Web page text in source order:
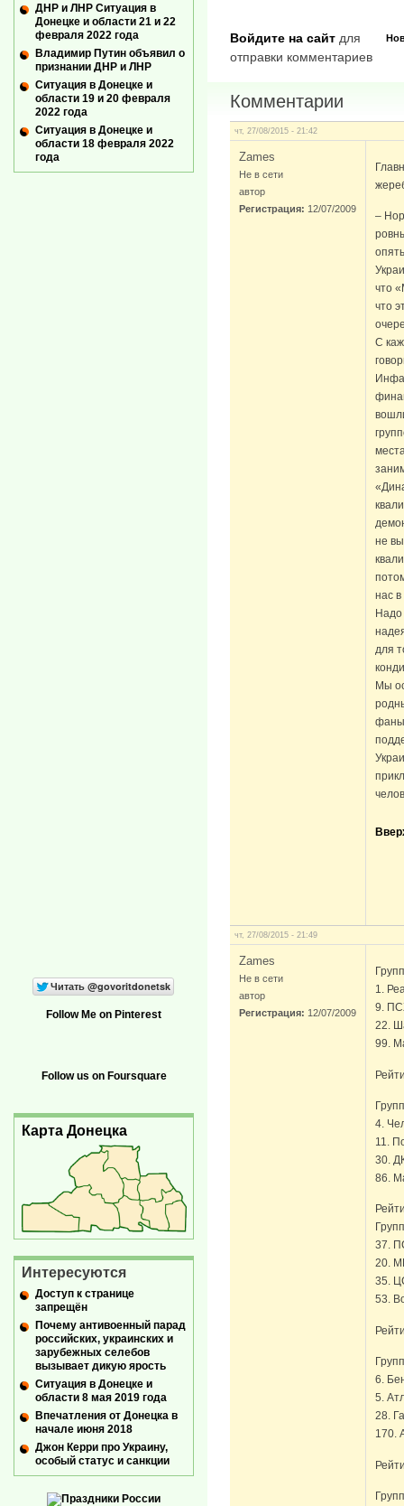
Войдите на сайт для
отправки комментариев
Комментарии
чт, 27/08/2015 - 21:42
Zames
Не в сети
автор
Регистрация: 12/07/2009
–
что
что
С
не
нас
Надо
для
Мы
фаны
чт, 27/08/2015 - 21:49
Zames
Не в сети
автор
Регистрация: 12/07/2009
1.
9.
22.
99.
4.
11.
30.
86.
37.
20.
35.
53.
6.
5.
28.
170.
ДНР и ЛНР Ситуация в
Донецке и области 21 и 22
февраля 2022 года
Владимир Путин объявил о
признании ДНР и ЛНР
Ситуация в Донецке и
области 19 и 20 февраля
2022 года
Ситуация в Донецке и
области 18 февраля 2022
года
Follow Me on Pinterest
Follow us on Foursquare
Карта Донецка
Интересуются
Доступ к странице
запрещён
Почему антивоенный парад
российских, украинских и
зарубежных селебов
вызывает дикую ярость
Ситуация в Донецке и
области 8 мая 2019 года
Впечатления от Донецка в
начале июня 2018
Джон Керри про Украину,
особый статус и санкции